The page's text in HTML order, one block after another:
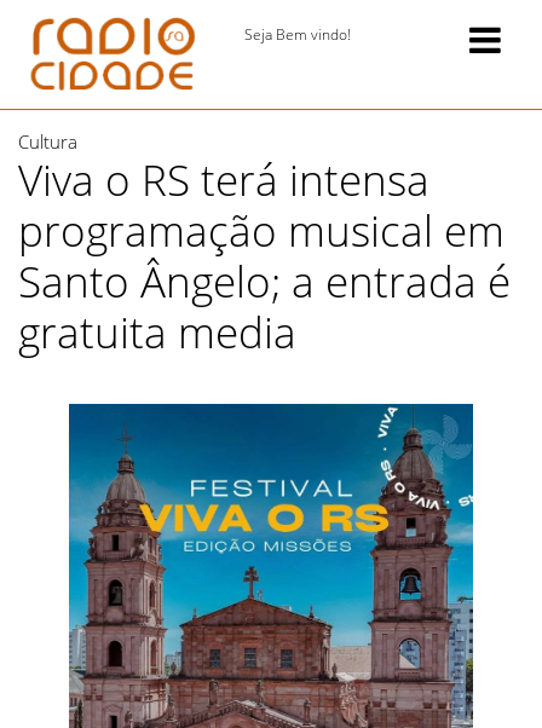
Seja Bem vindo!
Cultura
Viva o RS terá intensa
programação musical em
Santo Ângelo; a entrada é
gratuita media